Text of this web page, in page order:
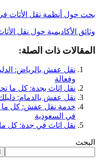
بحث حول أنظمة نقل الأثاث
وثائق الأكاديمية حول نقل
المقالات ذات الصلة:
نقل عفش بالرياض:
وفعالة
نقل اثاث بجدة: كل ما
نقل عفش بالدمام:
خدمة نقل عفش: كل ما
في السعودية
نقل اثاث في جدة: كل ما
البحث